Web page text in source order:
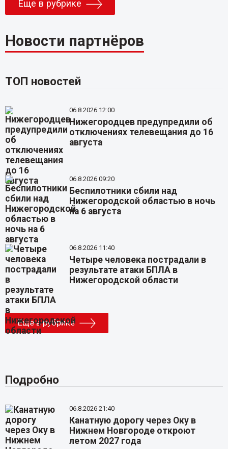
Еще в рубрике
Новости партнёров
ТОП новостей
06.8.2026 12:00
Нижегородцев предупредили об
отключениях телевещания до 16
августа
06.8.2026 09:20
Беспилотники сбили над
Нижегородской областью в ночь
на 6 августа
06.8.2026 11:40
Четыре человека пострадали в
результате атаки БПЛА в
Нижегородской области
Еще в рубрике
Подробно
06.8.2026 21:40
Канатную дорогу через Оку в
Нижнем Новгороде откроют
летом 2027 года